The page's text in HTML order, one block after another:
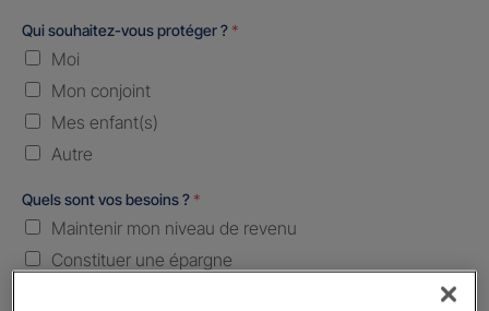
Qui souhaitez-vous protéger ? *
Moi
Mon conjoint
Mes enfant(s)
Autre
Quels sont vos besoins ? *
Maintenir mon niveau de revenu
Constituer une épargne